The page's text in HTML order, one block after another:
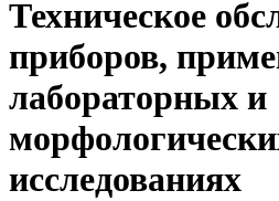
Техническое
приборов,
лабораторных и
исследованиях